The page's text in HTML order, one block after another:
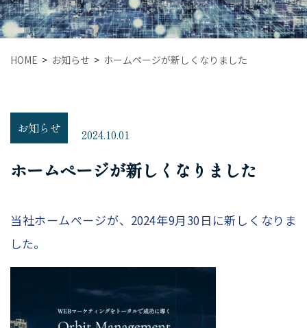
サービス一覧
– SEO対策
– ホームページ・LP制作
– レポーティング
– Looker Studio構築サービス
Price
Company
HOME お知らせ ホームページが新しくなりました
お知らせ 2024.10.01
ホームページが新しくなりました
当社ホームページが、2024年9月30日に新しくなりま
した。